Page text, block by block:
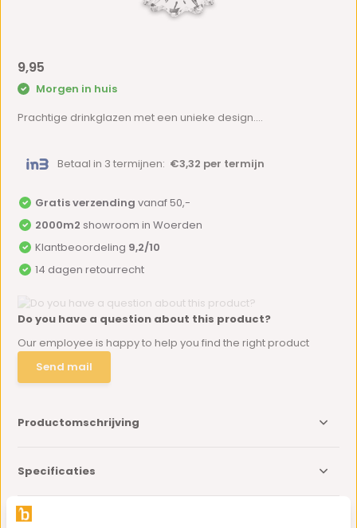
9,95
Morgen in huis
Prachtige drinkglazen met een unieke design....
Betaal in 3 termijnen: €3,32 per termijn
Gratis verzending vanaf 50,-
2000m2 showroom in Woerden
Klantbeoordeling 9,2/10
14 dagen retourrecht
Do you have a question about this product?
Our employee is happy to help you find the right product
Send mail
Productomschrijving
Specificaties
Delen